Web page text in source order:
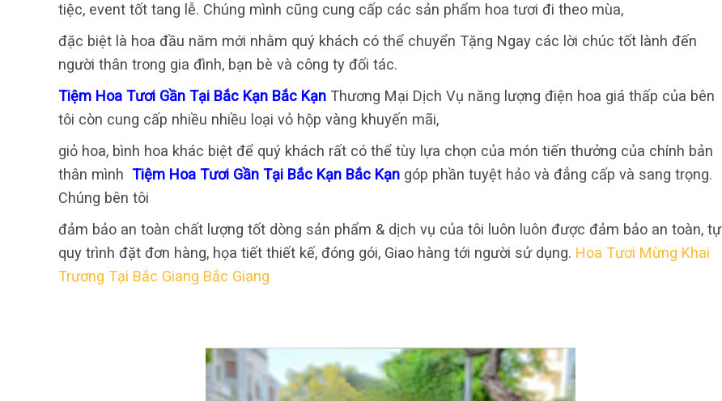
tiệc, event tốt tang lễ. Chúng mình cũng cung cấp các sản phẩm hoa tươi đi theo mùa,
đặc biệt là hoa đầu năm mới nhằm quý khách có thể chuyển Tặng Ngay các lời chúc tốt lành đến
người thân trong gia đình, bạn bè và công ty đối tác.
Tiệm Hoa Tươi Gần Tại Bắc Kạn Bắc Kạn Thương Mại Dịch Vụ năng lượng điện hoa giá thấp của bên
tôi còn cung cấp nhiều nhiều loại vỏ hộp vàng khuyến mãi,
giỏ hoa, bình hoa khác biệt để quý khách rất có thể tùy lựa chọn của món tiến thưởng của chính bản
thân mình Tiệm Hoa Tươi Gần Tại Bắc Kạn Bắc Kạn góp phần tuyệt hảo và đẳng cấp và sang trọng.
Chúng bên tôi
đảm bảo an toàn chất lượng tốt dòng sản phẩm & dịch vụ của tôi luôn luôn được đảm bảo an toàn, tự
quy trình đặt đơn hàng, họa tiết thiết kế, đóng gói, Giao hàng tới người sử dụng. Hoa Tươi Mừng Khai
Trương Tại Bắc Giang Bắc Giang